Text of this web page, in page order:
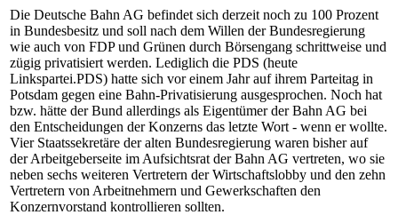
Die Deutsche Bahn AG befindet sich derzeit noch zu 100 Prozent
in Bundesbesitz und soll nach dem Willen der Bundesregierung
wie auch von FDP und Grünen durch Börsengang schrittweise und
zügig privatisiert werden. Lediglich die PDS (heute
Linkspartei.PDS) hatte sich vor einem Jahr auf ihrem Parteitag in
Potsdam gegen eine Bahn-Privatisierung ausgesprochen. Noch hat
bzw. hätte der Bund allerdings als Eigentümer der Bahn AG bei
den Entscheidungen der Konzerns das letzte Wort - wenn er wollte.
Vier Staatssekretäre der alten Bundesregierung waren bisher auf
der Arbeitgeberseite im Aufsichtsrat der Bahn AG vertreten, wo sie
neben sechs weiteren Vertretern der Wirtschaftslobby und den zehn
Vertretern von Arbeitnehmern und Gewerkschaften den
Konzernvorstand kontrollieren sollten.